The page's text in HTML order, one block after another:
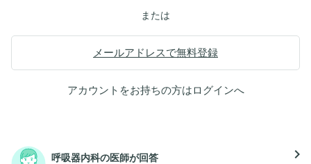
または
メールアドレスで無料登録
アカウントをお持ちの方はログインへ
呼吸器内科の医師が回答 navigate_next